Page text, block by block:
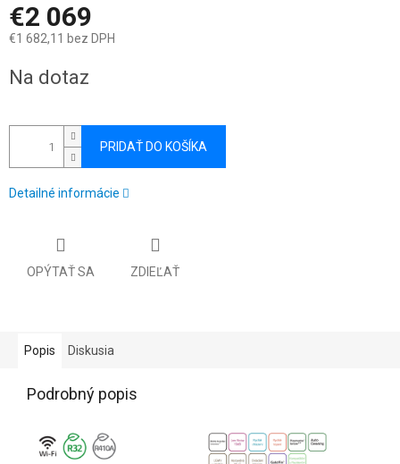
€2 069
€1 682,11 bez DPH
cena:
Na dotaz
PRIDAŤ DO KOŠÍKA
Detailné informácie
OPÝTAŤ SA ZDIEĽAŤ
Popis Diskusia
Podrobný popis